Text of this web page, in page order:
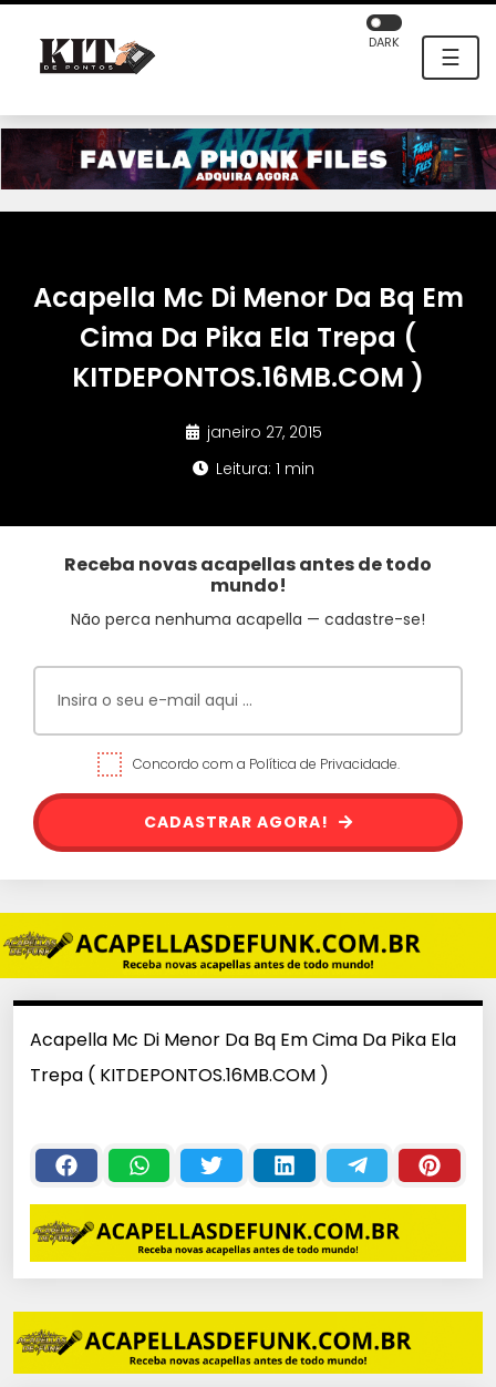
☰
DARK
Acapella Mc Di Menor Da Bq Em
Cima Da Pika Ela Trepa (
KITDEPONTOS.16MB.COM )
janeiro 27, 2015
Leitura: 1 min
Receba novas acapellas antes de todo
mundo!
Não perca nenhuma acapella — cadastre-se!
Concordo com a Política de Privacidade.
CADASTRAR AGORA!
Acapella Mc Di Menor Da Bq Em Cima Da Pika Ela
Trepa ( KITDEPONTOS.16MB.COM )